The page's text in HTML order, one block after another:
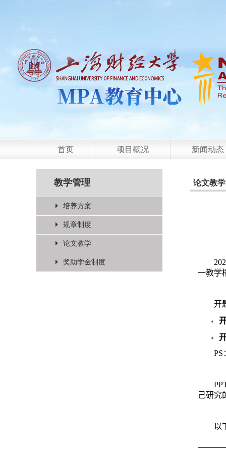
首页 项目概况 新闻动态
教学管理
培养方案
规章制度
论文教学
奖助学金制度
论文教学
202
一教学
开
PS
己研究
以